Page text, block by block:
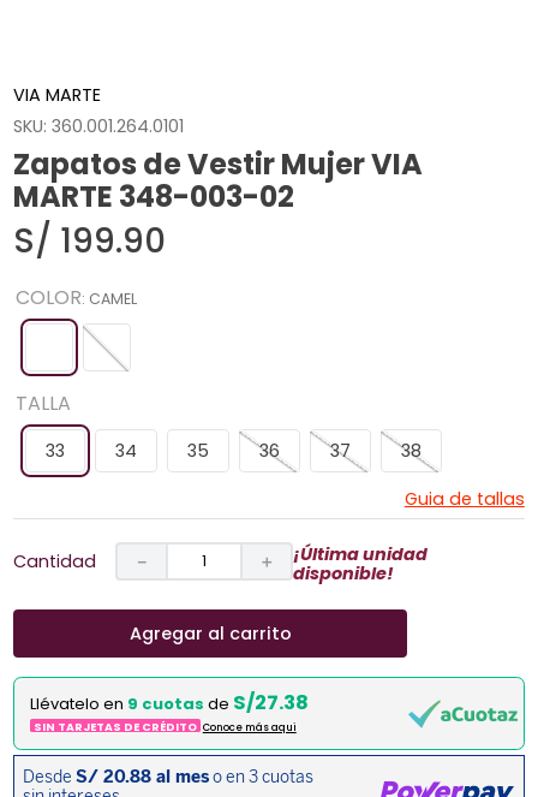
VIA MARTE
SKU:360.001.264.0101
Zapatos de Vestir Mujer VIA
MARTE 348-003-02
S/ 199.90
COLOR: CAMEL
TALLA
33 34 35 36 37
38
Guia de tallas
Cantidad ＋
－
¡Última unidad
disponible!
Agregar al carrito
Llévatelo en 9 cuotas de S/27.38
SIN TARJETAS DE CRÉDITO Conoce más aqui